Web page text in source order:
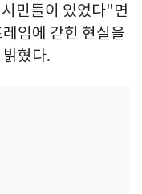
민들이 있었다"면
임에 갇힌 현실을
혔다.